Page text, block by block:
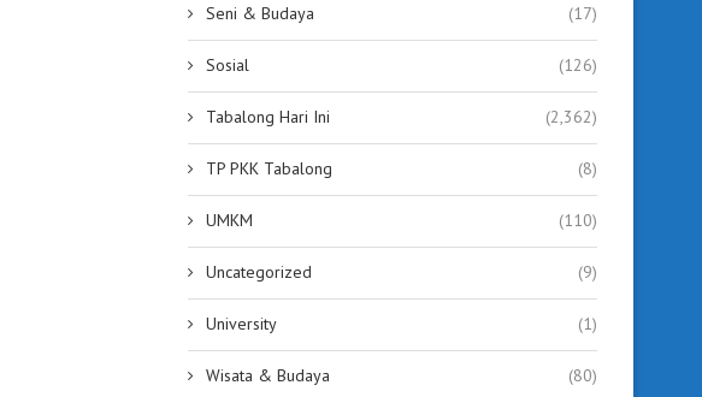
Seni & Budaya (17)
Sosial (126)
Tabalong Hari Ini (2,362)
TP PKK Tabalong (8)
UMKM (110)
Uncategorized (9)
University (1)
Wisata & Budaya (80)